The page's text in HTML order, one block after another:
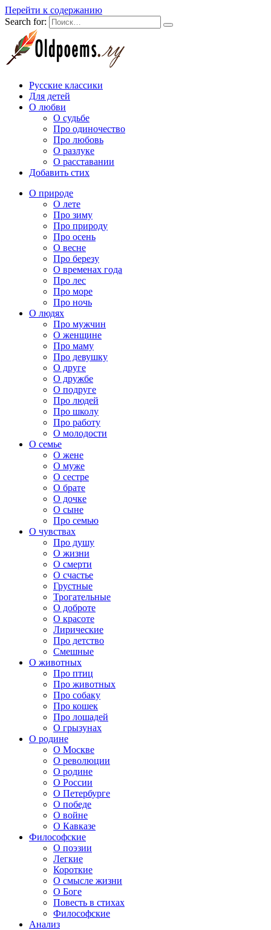
Перейти к содержанию
Search for:
Русские классики
Для детей
О любви
О судьбе
Про одиночество
Про любовь
О разлуке
О расставании
Добавить стих
О природе
О лете
Про зиму
Про природу
Про осень
О весне
Про березу
О временах года
Про лес
Про море
Про ночь
О людях
Про мужчин
О женщине
Про маму
Про девушку
О друге
О дружбе
О подруге
Про людей
Про школу
Про работу
О молодости
О семье
О жене
О муже
О сестре
О брате
О дочке
О сыне
Про семью
О чувствах
Про душу
О жизни
О смерти
О счастье
Грустные
Трогательные
О доброте
О красоте
Лирические
Про детство
Смешные
О животных
Про птиц
Про животных
Про собаку
Про кошек
Про лошадей
О грызунах
О родине
О Москве
О революции
О родине
О России
О Петербурге
О победе
О войне
О Кавказе
Философские
О поэзии
Легкие
Короткие
О смысле жизни
О Боге
Повесть в стихах
Философские
Анализ